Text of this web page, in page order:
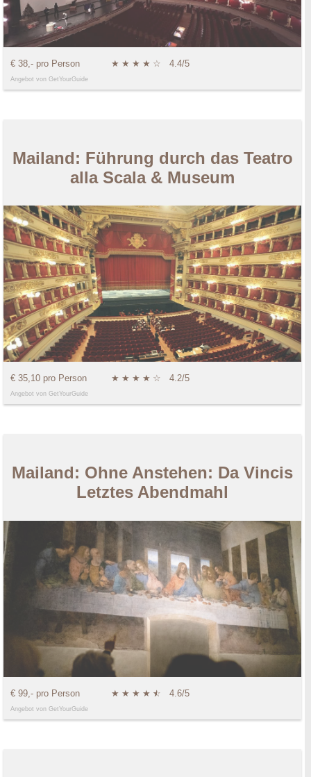
€ 38,- pro Person ★ ★ ★ ★ ☆ 4.4/5
Angebot von GetYourGuide
Mailand: Führung durch das Teatro
alla Scala & Museum
€ 35,10 pro Person ★ ★ ★ ★ ☆ 4.2/5
Angebot von GetYourGuide
Mailand: Ohne Anstehen: Da Vincis
Letztes Abendmahl
€ 99,- pro Person ★ ★ ★ ★ ★
☆ 4.6/5
Angebot von GetYourGuide